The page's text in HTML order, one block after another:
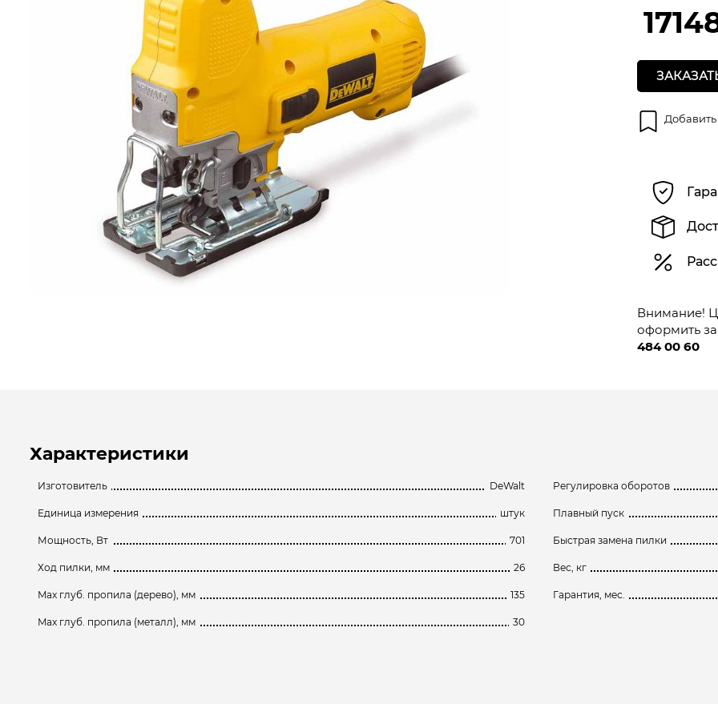
Внимание!
оформить
484 00 60
Характеристики
Изготовитель DeWalt
Единица измерения штук
Мощность, Вт 701
Ход пилки, мм 26
Max глуб. пропила (дерево), мм 135
Max глуб. пропила (металл), мм 30
Регулировка оборотов
Плавный пуск
Быстрая замена пилки
Вес, кг
Гарантия, мес.